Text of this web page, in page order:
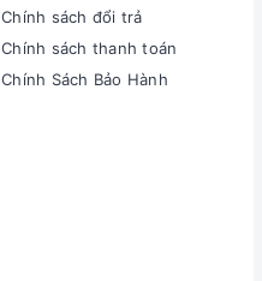
Chính sách đổi trả
Chính sách thanh toán
Chính Sách Bảo Hành